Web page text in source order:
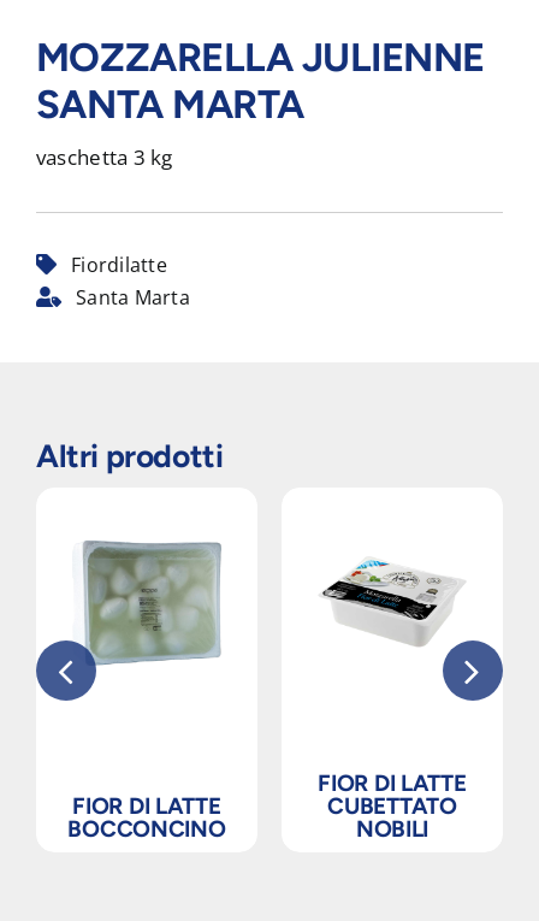
MOZZARELLA JULIENNE
SANTA MARTA
vaschetta 3 kg
Fiordilatte
Santa Marta
Altri prodotti
FIOR DI LATTE
BOCCONCINO
FIOR DI LATTE
CUBETTATO
NOBILI